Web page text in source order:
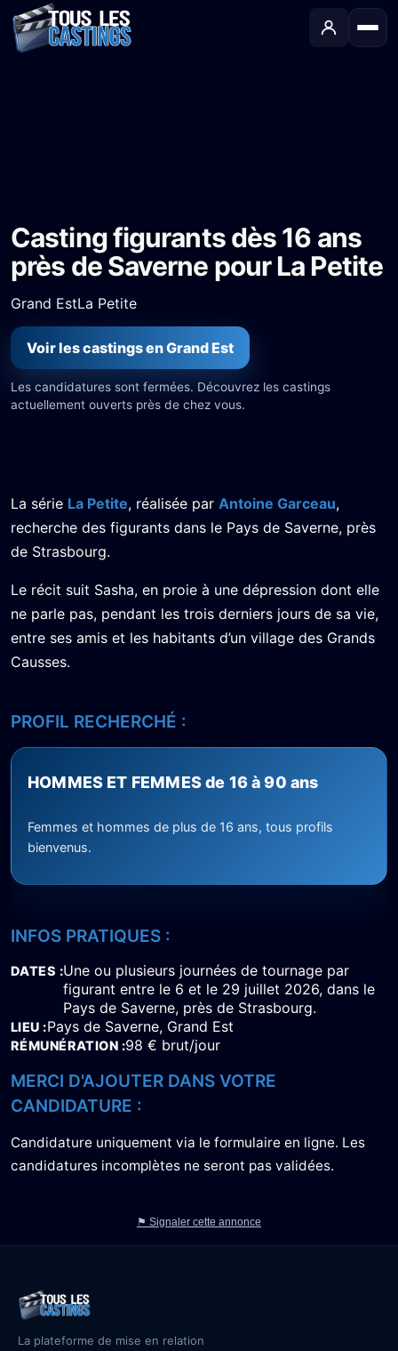
Casting figurants dès 16 ans
près de Saverne pour La Petite
Grand EstLa Petite
Voir les castings en Grand Est
Les candidatures sont fermées. Découvrez les castings
actuellement ouverts près de chez vous.
La série La Petite, réalisée par Antoine Garceau,
recherche des figurants dans le Pays de Saverne, près
de Strasbourg.
Le récit suit Sasha, en proie à une dépression dont elle
ne parle pas, pendant les trois derniers jours de sa vie,
entre ses amis et les habitants d’un village des Grands
Causses.
PROFIL RECHERCHÉ :
HOMMES ET FEMMES de 16 à 90 ans
Femmes et hommes de plus de 16 ans, tous profils
bienvenus.
INFOS PRATIQUES :
DATES Une ou plusieurs journées de tournage par
figurant entre le 6 et le 29 juillet 2026, dans le
Pays de Saverne, près de Strasbourg.
LIEU Pays de Saverne, Grand Est
RÉMUNÉRATION 98 € brut/jour
MERCI D'AJOUTER DANS VOTRE
CANDIDATURE :
Candidature uniquement via le formulaire en ligne. Les
candidatures incomplètes ne seront pas validées.
⚑ Signaler cette annonce
La plateforme de mise en relation